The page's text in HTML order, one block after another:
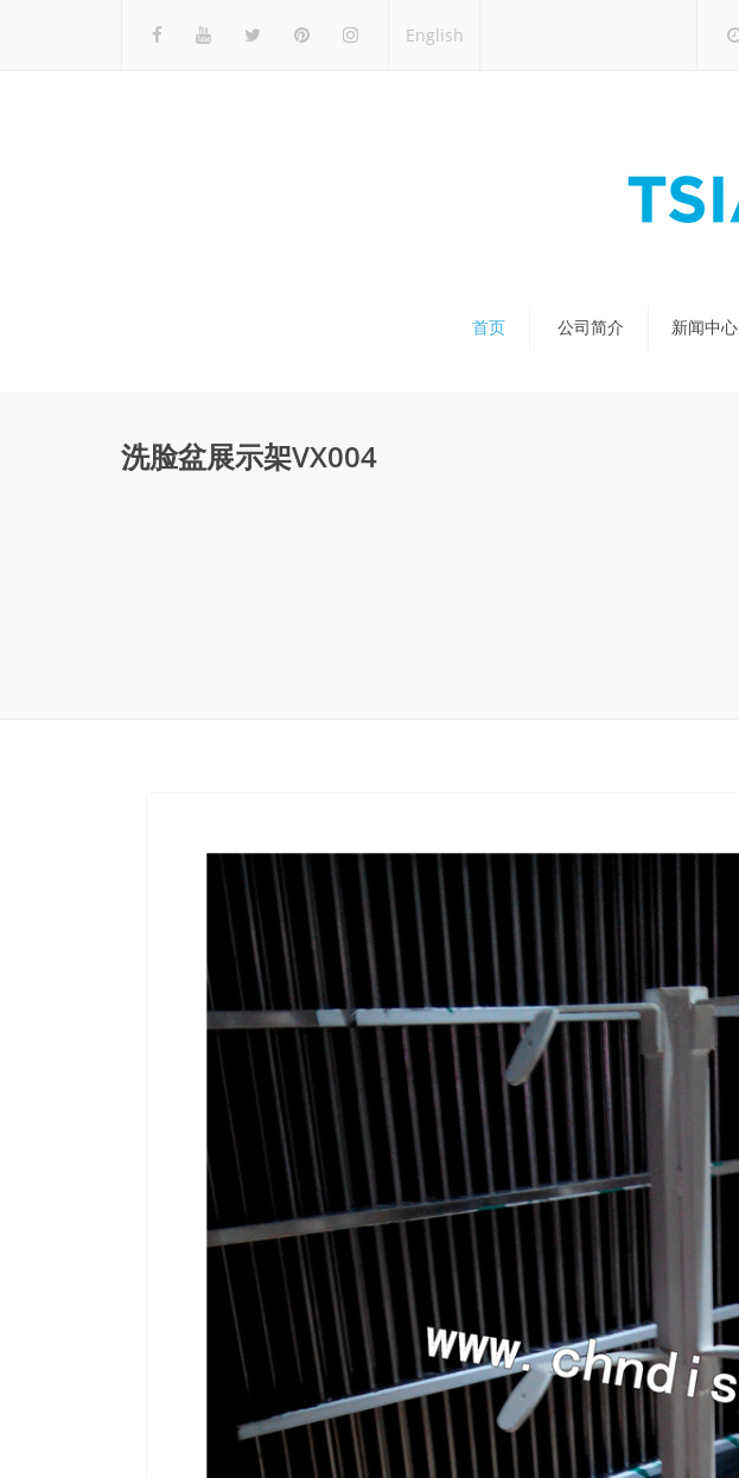
English
首页 公司简介 新闻中心
洗脸盆展示架VX004